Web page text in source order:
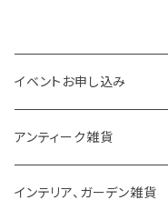
イベントお申し込み
アンティーク雑貨
ゼリーモールド
インテリア、ガーデン雑貨